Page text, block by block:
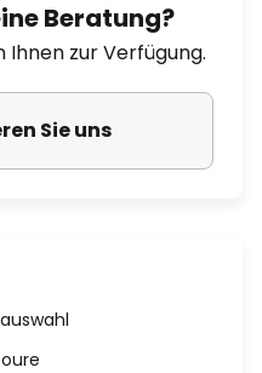
Beratung?
zur Verfügung.
Sie uns